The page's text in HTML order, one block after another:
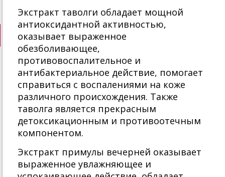
Экстракт таволги обладает мощной
антиоксидантной активностью,
оказывает выраженное
обезболивающее,
противовоспалительное и
антибактериальное действие, помогает
справиться с воспалениями на коже
различного происхождения. Также
таволга является прекрасным
детоксикационным и противоотечным
компонентом.
Экстракт примулы вечерней оказывает
выраженное увлажняющее и